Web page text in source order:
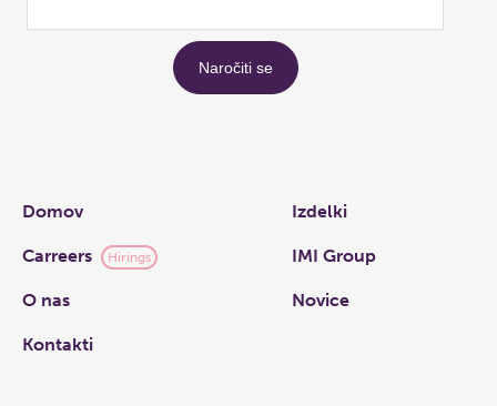
Links
Domov Izdelki
Carreers Hirings IMI Group
O nas Novice
Kontakti